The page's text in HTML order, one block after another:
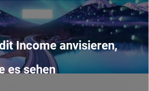
Income anvisieren,
es sehen